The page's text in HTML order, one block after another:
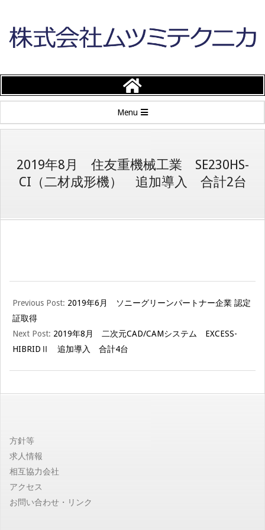
content
株
式
会
社
ム
ミ
テ
ク
ニ
【公
式
サ
Navigation
Menu
2019年8月 住友重機械工業 SE230HS-
CI（二材成形機） 追加導入 合計2台
08-
21
Previous Post: 2019年6月 ソニーグリーンパートナー企業 認定
証取得
Next Post: 2019年8月 二次元CAD/CAMシステム EXCESS-
HIBRIDⅡ 追加導入 合計4台
方針等
求人情報
相互協力会社
アクセス
お問い合わせ・リンク